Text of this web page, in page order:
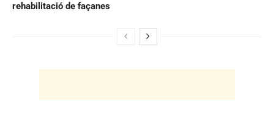
rehabilitació de façanes